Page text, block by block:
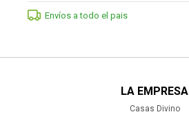
Envíos a todo el pais
LA EMPRESA
Casas Divino